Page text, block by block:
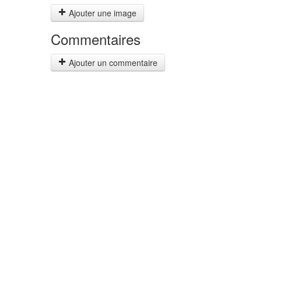
Ajouter une image
Commentaires
Ajouter un commentaire